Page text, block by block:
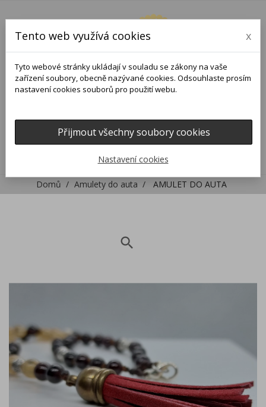
Domů Amulety do auta AMULET DO AUTA
search
Tento web využívá cookies x
Tyto webové stránky ukládají v souladu se zákony na vaše
zařízení soubory, obecně nazývané cookies. Odsouhlaste prosím
nastavení cookies souborů pro použití webu.
Přijmout všechny soubory cookies
Nastavení cookies